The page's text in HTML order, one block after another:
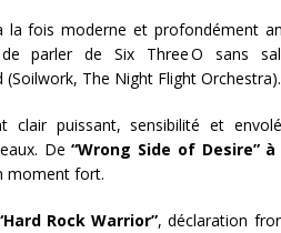
fois moderne et profondément
de parler de Six Three O sans
The Night Flight Orchestra).
clair puissant, sensibilité et
De“Wrong Side of Desire”
moment fort.
Rock Warrior”, déclaration